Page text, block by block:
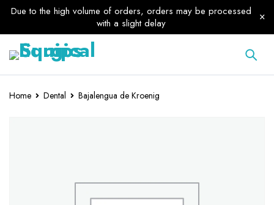
Due to the high volume of orders, orders may be processed
with a slight delay
Home Dental Bajalengua de Kroenig